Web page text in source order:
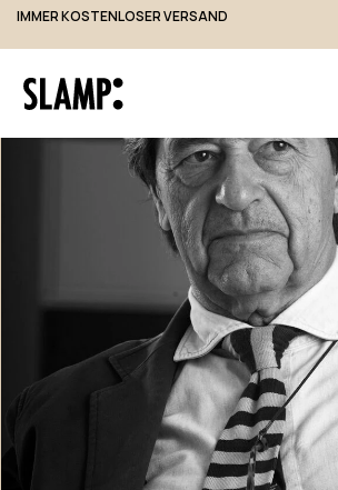
IMMER KOSTENLOSER VERSAND
Produkt suchen